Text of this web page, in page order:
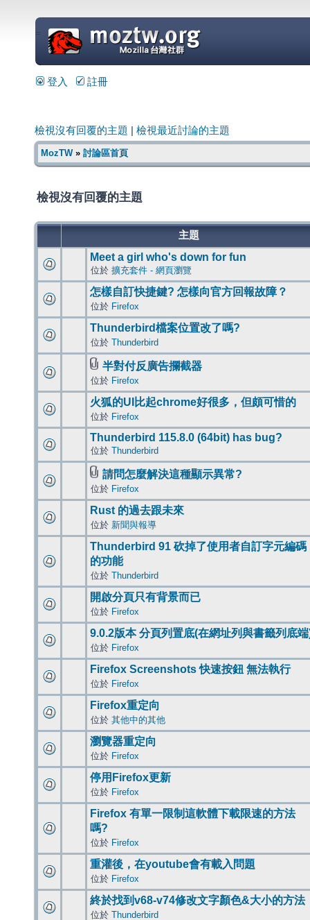
=
登入 註冊
檢視沒有回覆的主題 檢視最近討論的主題
MozTW» 討論區首頁
檢視沒有回覆的主題
主題
Meet a girl who's down for fun
位於 擴充套件 - 網頁瀏覽
怎樣自訂快捷鍵? 怎樣向官方回報故障？
位於 Firefox
Thunderbird檔案位置改了嗎?
位於 Thunderbird
半對付反廣告攔截器
位於 Firefox
火狐的UI比起chrome好很多，但頗可惜的
位於 Firefox
Thunderbird 115.8.0 (64bit) has bug?
位於 Thunderbird
請問怎麼解決這種顯示異常?
位於 Firefox
Rust 的過去跟未來
位於 新聞與報導
Thunderbird 91 砍掉了使用者自訂字元編碼
的功能
位於 Thunderbird
開啟分頁只有背景而已
位於 Firefox
9.0.2版本 分頁列置底(在網址列與書籤列底
位於 Firefox
Firefox Screenshots 快速按鈕 無法執行
位於 Firefox
Firefox重定向
位於 其他中的其他
瀏覽器重定向
位於 Firefox
停用Firefox更新
位於 Firefox
Firefox 有單一限制這軟體下載限速的方法
嗎?
位於 Firefox
重灌後，在youtube會有載入問題
位於 Firefox
終於找到v68-v74修改文字顏色&大小的方法
位於 Thunderbird